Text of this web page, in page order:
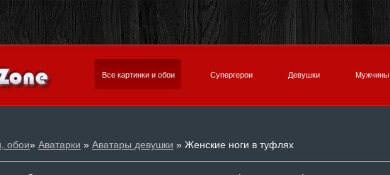
Все картинки и обои Супергерои Девушки Мужчины
обои» Аватарки » Аватары девушки » Женские ноги в туфлях